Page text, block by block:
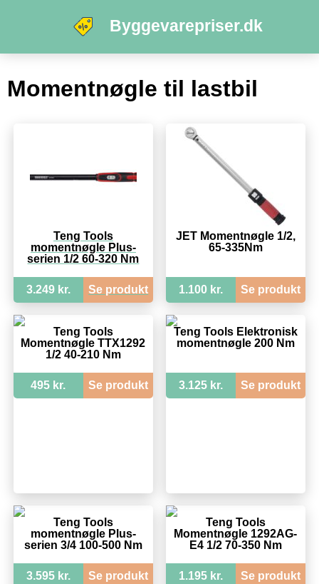
Byggevarepriser.dk
Momentnøgle til lastbil
Teng Tools
momentnøgle Plus-
serien 1/2 60-320 Nm
3.249 kr. Se produkt
JET Momentnøgle 1/2,
65-335Nm
1.100 kr. Se produkt
Teng Tools
Momentnøgle TTX1292
1/2 40-210 Nm
495 kr. Se produkt
Teng Tools Elektronisk
momentnøgle 200 Nm
3.125 kr. Se produkt
Teng Tools
momentnøgle Plus-
serien 3/4 100-500 Nm
3.595 kr. Se produkt
Teng Tools
Momentnøgle 1292AG-
E4 1/2 70-350 Nm
1.195 kr. Se produkt